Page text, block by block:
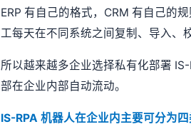
ERP 有自己的格式，CRM 有自己的
工每天在不同系统之间复制、导入、
所以越来越多企业选择私有化部署 IS-
部在企业内部自动流动。
IS-RPA 机器人在企业内主要可分为